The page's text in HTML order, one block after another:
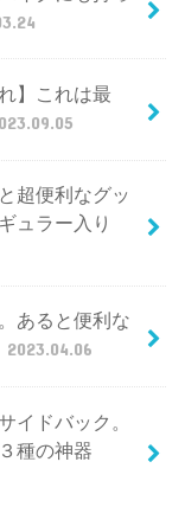
】これは最
超便利なグッ
ュラー入り
あると便利な
2023.04.06
イドバック。
種の神器